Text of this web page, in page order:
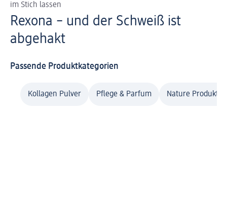
im Stich lassen
Rexona – und der Schweiß ist
abgehakt
Passende Produktkategorien
Kollagen Pulver Pflege & Parfum Nature Produkte